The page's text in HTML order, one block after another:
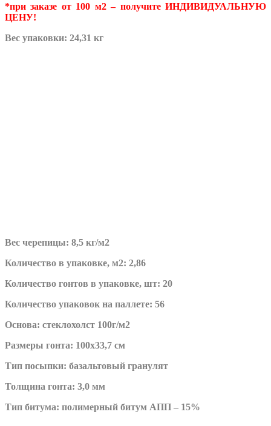
*при заказе от 100 м2 – получите ИНДИВИДУАЛЬНУЮ
ЦЕНУ!
Вес упаковки: 24,31 кг
Вес черепицы: 8,5 кг/м2
Количество в упаковке, м2: 2,86
Количество гонтов в упаковке, шт: 20
Количество упаковок на паллете: 56
Основа: стеклохолст 100г/м2
Размеры гонта: 100х33,7 см
Тип посыпки: базальтовый гранулят
Толщина гонта: 3,0 мм
Тип битума: полимерный битум АПП – 15%